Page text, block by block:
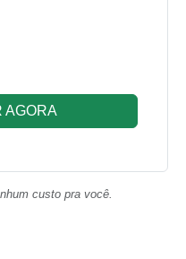
AGORA
custo pra você.